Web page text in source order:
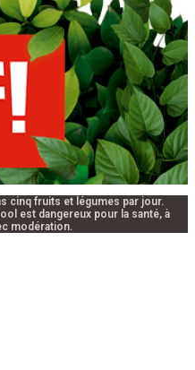
cinq fruits et légumes par jour.
est dangereux pour la santé, à
modération.